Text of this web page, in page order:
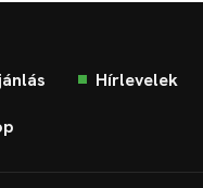
Hírlevelek